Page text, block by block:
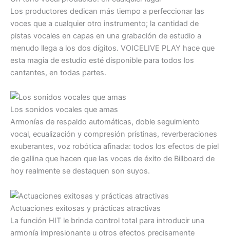
Los productores dedican más tiempo a perfeccionar las
voces que a cualquier otro instrumento; la cantidad de
pistas vocales en capas en una grabación de estudio a
menudo llega a los dos dígitos. VOICELIVE PLAY hace que
esta magia de estudio esté disponible para todos los
cantantes, en todas partes.
Los sonidos vocales que amas
Armonías de respaldo automáticas, doble seguimiento
vocal, ecualización y compresión prístinas, reverberaciones
exuberantes, voz robótica afinada: todos los efectos de piel
de gallina que hacen que las voces de éxito de Billboard de
hoy realmente se destaquen son suyos.
Actuaciones exitosas y prácticas atractivas
La función HIT le brinda control total para introducir una
armonía impresionante u otros efectos precisamente